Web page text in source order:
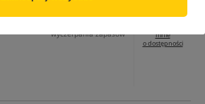
wyczerpania zapasów
mnie
o dostępności